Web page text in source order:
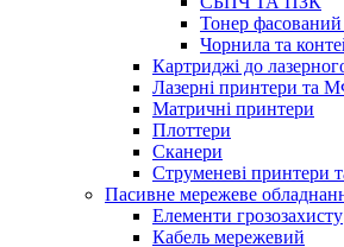
Тонер
Чорнила та
Картриджі до
Лазерні принтери та
Матричні принтери
Плоттери
Сканери
Струменеві принтери
Пасивне мережеве
Елементи грозозахисту
Кабель мережевий